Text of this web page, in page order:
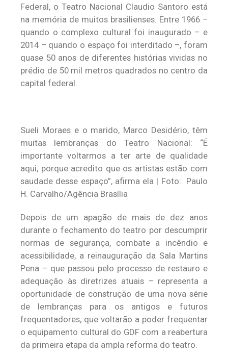
Federal, o Teatro Nacional Claudio Santoro está
na memória de muitos brasilienses. Entre 1966 –
quando o complexo cultural foi inaugurado – e
2014 – quando o espaço foi interditado –, foram
quase 50 anos de diferentes histórias vividas no
prédio de 50 mil metros quadrados no centro da
capital federal.
Sueli Moraes e o marido, Marco Desidério, têm
muitas lembranças do Teatro Nacional: “É
importante voltarmos a ter arte de qualidade
aqui, porque acredito que os artistas estão com
saudade desse espaço”, afirma ela | Foto: Paulo
H. Carvalho/Agência Brasília
Depois de um apagão de mais de dez anos
durante o fechamento do teatro por descumprir
normas de segurança, combate a incêndio e
acessibilidade, a reinauguração da Sala Martins
Pena – que passou pelo processo de restauro e
adequação às diretrizes atuais – representa a
oportunidade de construção de uma nova série
de lembranças para os antigos e futuros
frequentadores, que voltarão a poder frequentar
o equipamento cultural do GDF com a reabertura
da primeira etapa da ampla reforma do teatro.